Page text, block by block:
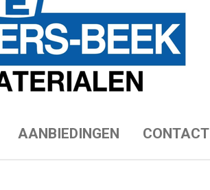
AANBIEDINGEN CONTACT